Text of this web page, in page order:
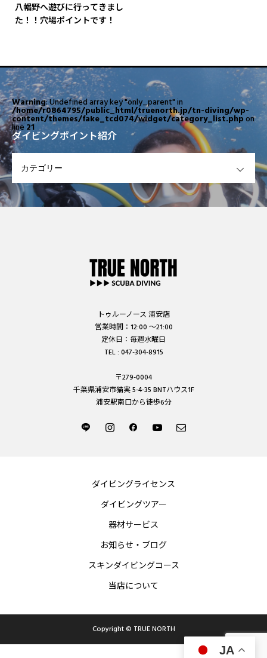
八幡野へ遊びに行ってきまし
た！！穴場ポイントです！
Warning: Undefined array key "only_parent" in
/home/r0864795/public_html/truenorth.jp/tn-diving/wp-
content/themes/fake_tcd074/widget/category_list.php on
line 21
ダイビングポイント紹介
OPEN
トゥルーノース 浦安店
営業時間：12:00 ～21:00
定休日：毎週水曜日
TEL : 047-304-8915
〒279-0004
千葉県浦安市猫実 5-4-35 BNTハウス1F
浦安駅南口から徒歩6分
ダイビングライセンス
ダイビングツアー
器材サービス
お知らせ・ブログ
スキンダイビングコース
当店について
Copyright © TRUE NORTH
JA